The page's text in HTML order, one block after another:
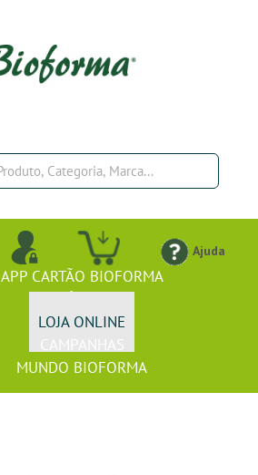
Ajuda
APP CARTÃO BIOFORMA
LOJA ONLINE
MUNDO BIOFORMA